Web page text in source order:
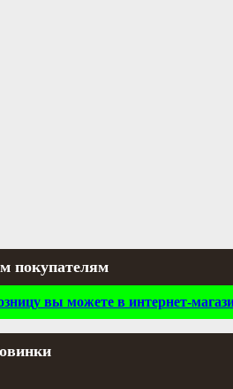
покупателям
вы можете в интернет-